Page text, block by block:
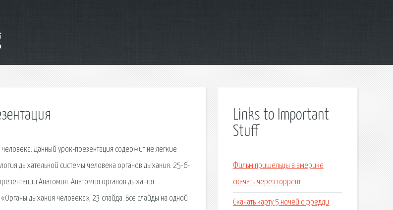
Данный урок-презентация содержит не легкие
дыхательной системы человека органов дыхания. 25-6-
Анатомия. Анатомия органов дыхания
дыхания человека», 23 слайда. Все слайды на одной
Links to Important
Stuff
Фильм пришельцы в америке
скачать через торрент
Скачать карту 5 ночей с фредди